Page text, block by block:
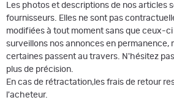
Les photos et descriptions de nos articles
fournisseurs. Elles ne sont pas
modifiées à tout moment sans que ceux-
surveillons nos annonces en permanence,
certaines passent au travers. N'hésitez
plus de précision.
En cas de rétractation,les frais de retour
l'acheteur.